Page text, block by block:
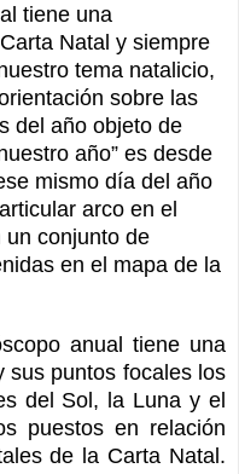
tiene una
Natal y siempre
tema natalicio,
sobre las
del año objeto de
año” es desde
mismo día del año
arco en el
un conjunto de
en el mapa de la
anual tiene una
sus puntos focales los
del Sol, la Luna y el
puestos en relación
de la Carta Natal.